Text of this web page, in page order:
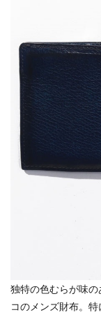
独特の色むらが味
コのメンズ財布。